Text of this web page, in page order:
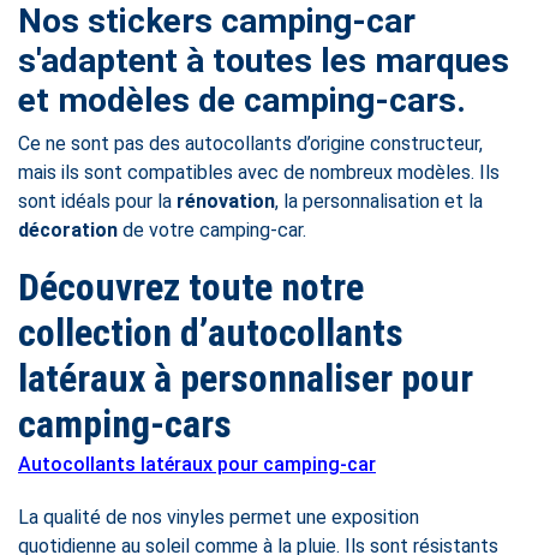
Nos stickers camping-car
s'adaptent à toutes les marques
et modèles de camping-cars.
Ce ne sont pas des autocollants d’origine constructeur,
mais ils sont compatibles avec de nombreux modèles. Ils
sont idéals pour la rénovation, la personnalisation et la
décoration de votre camping-car.
Découvrez toute notre
collection d’autocollants
latéraux à personnaliser pour
camping-cars
Autocollants latéraux pour camping-car
La qualité de nos vinyles permet une exposition
quotidienne au soleil comme à la pluie. Ils sont résistants